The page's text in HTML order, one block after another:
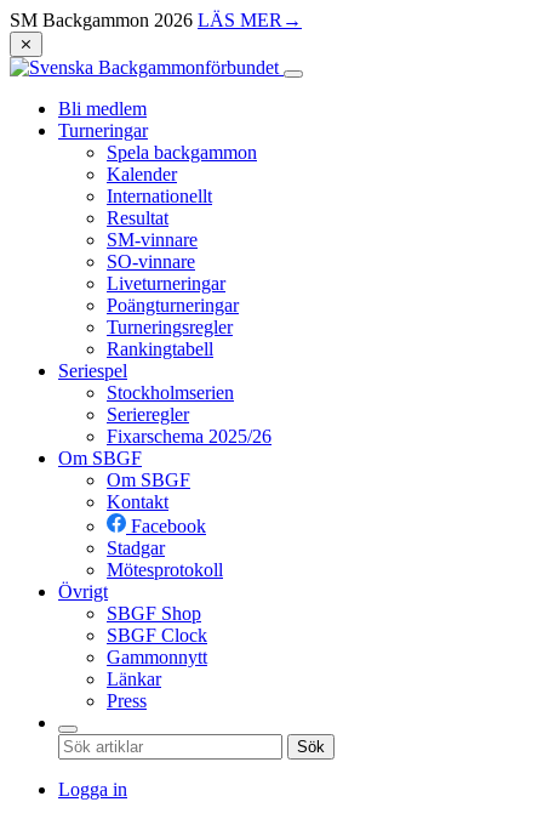
SM Backgammon 2026 LÄS MER →
⨯
Bli medlem
Turneringar
Spela backgammon
Kalender
Internationellt
Resultat
SM-vinnare
SO-vinnare
Liveturneringar
Poängturneringar
Turneringsregler
Rankingtabell
Seriespel
Stockholmserien
Serieregler
Fixarschema 2025/26
Om SBGF
Om SBGF
Kontakt
Facebook
Stadgar
Mötesprotokoll
Övrigt
SBGF Shop
SBGF Clock
Gammonnytt
Länkar
Press
Sök
Logga in